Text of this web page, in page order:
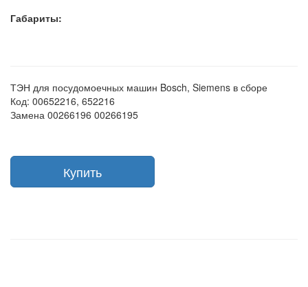
Габариты:
ТЭН для посудомоечных машин Bosch, Siemens в сборе
Код: 00652216, 652216
Замена 00266196 00266195